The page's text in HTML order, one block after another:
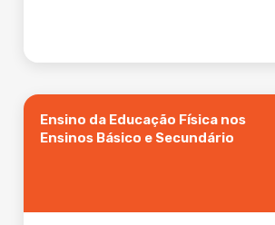
Ensino da Educação Física nos
Ensinos Básico e Secundário